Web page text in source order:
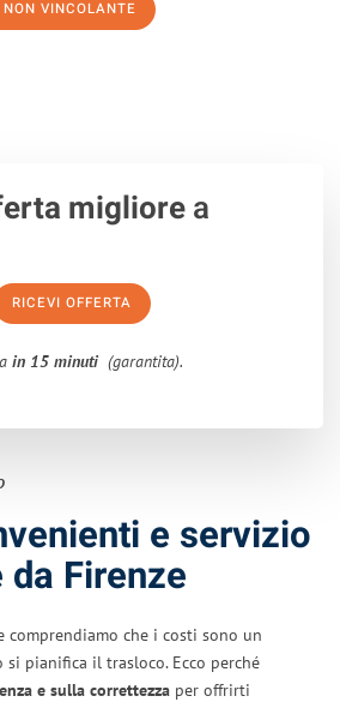
VINCOLANTE
migliorea
RICEVI OFFERTA
in 15 minuti (garantita).
e servizio
Firenze
comprendiamo che i costi sono un
pianifica il trasloco. Ecco perché
e sulla correttezza per offrirti